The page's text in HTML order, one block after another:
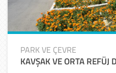
PARK VE ÇEVRE
KAVŞAK VE ORTA REFÜJ